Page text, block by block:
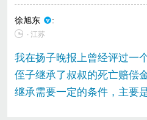
徐旭东 :
∙ 江苏
我在扬子晚报上曾经评过一
侄子继承了叔叔的死亡赔偿
继承需要一定的条件，主要